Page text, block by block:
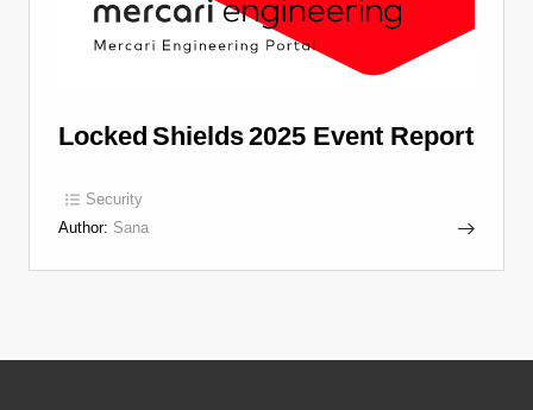
Locked Shields 2025 Event Report
Security
Author: Sana